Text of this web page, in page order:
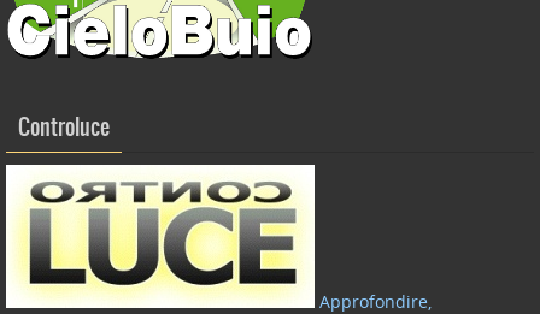
Controluce
Approfondire,